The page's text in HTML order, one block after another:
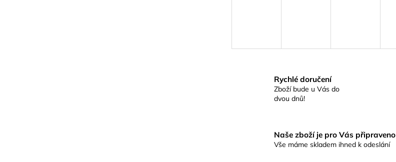
Rychlé doručení
Zboží bude u Vás do
dvou dnů!
Naše zboží je pro Vás připraveno
Vše máme skladem ihned k odeslání